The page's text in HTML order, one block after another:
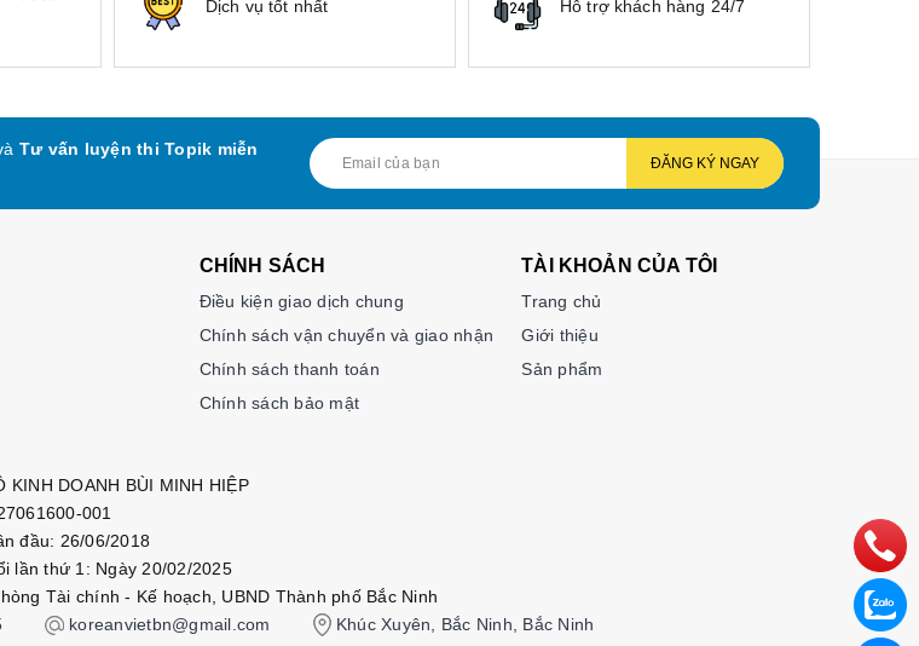
Dịch vụ tốt nhất Hỗ trợ khách hàng 24/7
Tư vấn luyện thi Topik miễn
ĐĂNG KÝ NGAY
CHÍNH SÁCH
Điều kiện giao dịch chung
Chính sách vận chuyển và giao nhận
Chính sách thanh toán
Chính sách bảo mật
TÀI KHOẢN CỦA TÔI
Trang chủ
Giới thiệu
Sản phẩm
KINH DOANH BÙI MINH HIỆP
001
đầu: 26/06/2018
lần thứ 1: Ngày 20/02/2025
Tài chính - Kế hoạch, UBND Thành phố Bắc Ninh
koreanvietbn@gmail.com Khúc Xuyên, Bắc Ninh, Bắc Ninh